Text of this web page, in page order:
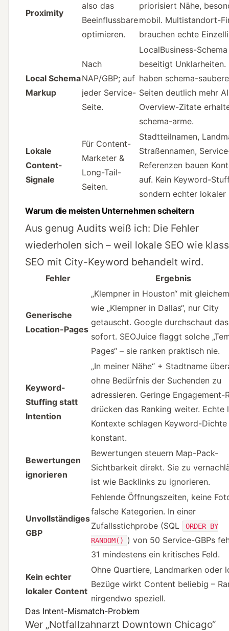
Proximity
also das
Beeinflussbare
optimieren.
priorisiert Nähe,
mobil. Multistandort-
brauchen echte
Local Schema
Markup
Nach
NAP/GBP; auf
jeder Service-
Seite.
LocalBusiness-Schema
beseitigt Unklarheiten.
haben schema-saubere
Seiten deutlich mehr
Overview-Zitate
schema-arme.
Lokale
Content-
Signale
Für Content-
Marketer &
Long-Tail-
Seiten.
Stadtteilnamen,
Straßennamen,
Referenzen bauen
auf. Kein Keyword-
sondern echter lokaler
Warum die meisten Unternehmen scheitern
Aus genug Audits weiß ich: Die Fehler
wiederholen sich – weil lokale SEO wie
SEO mit City-Keyword behandelt wird.
Fehler Ergebnis
Generische
Location-Pages
„Klempner in Houston“ mit
wie „Klempner in Dallas“, nur City
getauscht. Google durchschaut das
sofort. SEOJuice flaggt solche
Pages“ – sie ranken praktisch nie.
Keyword-
Stuffing statt
Intention
„In meiner Nähe“ + Stadtname
ohne Bedürfnis der Suchenden zu
adressieren. Geringe Engagement-
drücken das Ranking weiter. Echte
Kontexte schlagen Keyword-Dichte
konstant.
Bewertungen
ignorieren
Bewertungen steuern Map-Pack-
Sichtbarkeit direkt. Sie zu
ist wie Backlinks zu ignorieren.
Unvollständiges
GBP
Fehlende Öffnungszeiten, keine
falsche Kategorien. In einer
Zufallsstichprobe (SQL
ORDER BY
RANDOM()
) von 50 Service-GBPs
31 mindestens ein kritisches Feld.
Kein echter
lokaler Content
Ohne Quartiere, Landmarken oder
Bezüge wirkt Content beliebig –
nirgendwo speziell.
Das Intent-Mismatch-Problem
Wer „Notfallzahnarzt Downtown Chicago“